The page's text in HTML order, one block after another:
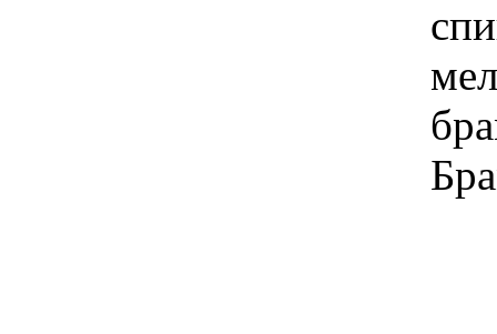
спиною
мелодию
брамс!!! - он и
Брамс кстати